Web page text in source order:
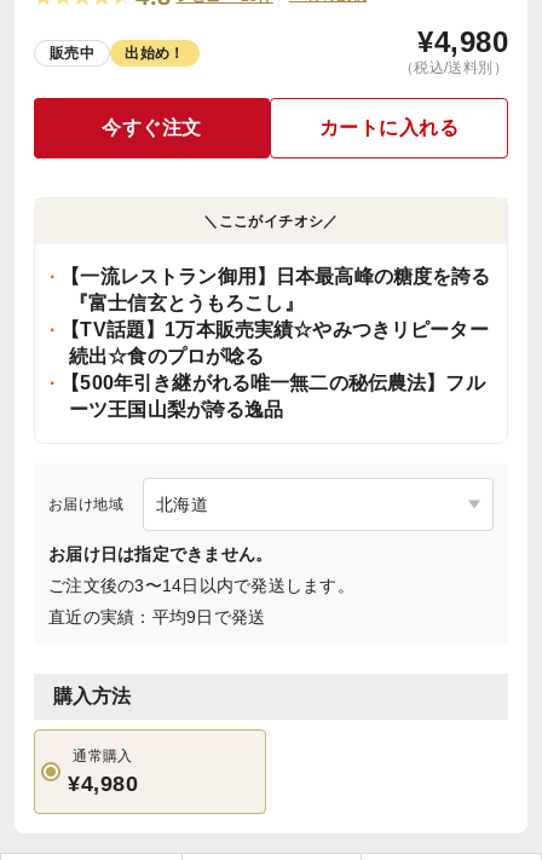
販売中 出始め！ ¥4,980
（税込/送料別）
今すぐ注文 カートに入れる
＼ここがイチオシ／
【一流レストラン御用】日本最高峰の糖度を誇る
『富士信玄とうもろこし』
【TV話題】1万本販売実績☆やみつきリピーター
続出☆食のプロが唸る
【500年引き継がれる唯一無二の秘伝農法】フル
ーツ王国山梨が誇る逸品
お届け地域
お届け日は指定できません。
ご注文後の3〜14日以内で発送します。
直近の実績：平均9日で発送
購入方法
通常購入
¥4,980